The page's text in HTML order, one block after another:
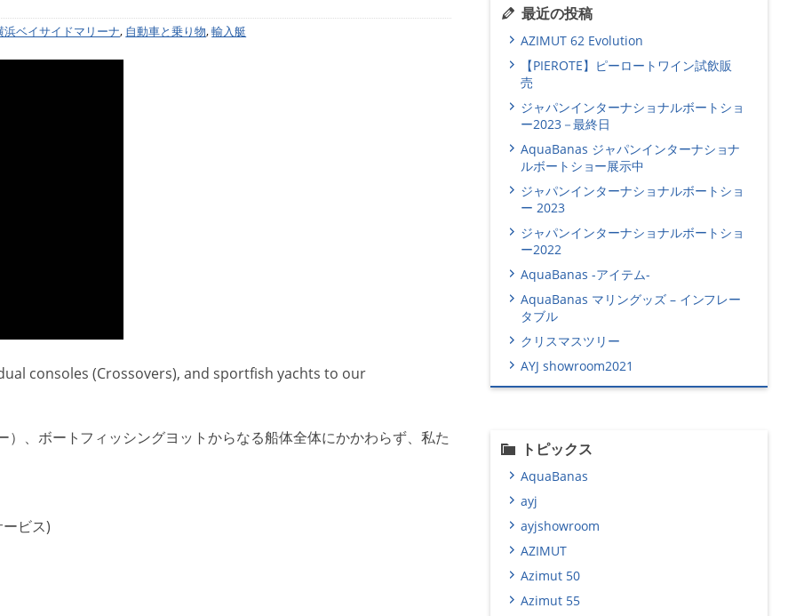
浜ベイサイドマリーナ, 自動車と乗り物,輸入艇
consoles (Crossovers), and sportfish yachts to our
、ボートフィッシングヨットからなる船体全体にかかわらず、私た
ビス)
最近の投稿
AZIMUT 62 Evolution
【PIEROTE】ピーロートワイン試飲販
売
ジャパンインターナショナルボートショ
ー2023－最終日
AquaBanas ジャパンインターナショナ
ルボートショー展示中
ジャパンインターナショナルボートショ
ー 2023
ジャパンインターナショナルボートショ
ー2022
AquaBanas -アイテム-
AquaBanas マリングッズ – インフレー
タブル
クリスマスツリー
AYJ showroom2021
トピックス
AquaBanas
ayj
ayjshowroom
AZIMUT
Azimut 50
Azimut 55